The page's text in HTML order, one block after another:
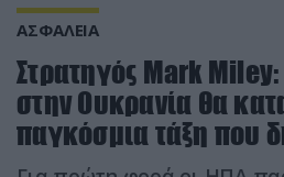
ΑΣΦΑΛΕΙΑ
Στρατηγός Mark
στην Ουκρανία θα
παγκόσμια τάξη που